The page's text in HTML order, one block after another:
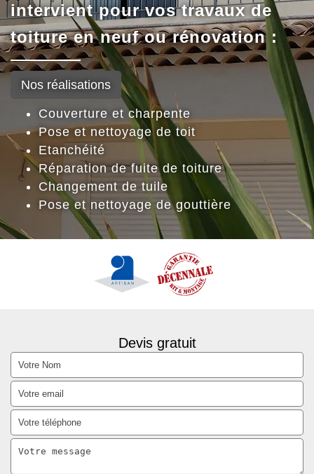
intervient pour vos travaux de
toiture en neuf ou rénovation :
Nos réalisations
Couverture et charpente
Pose et nettoyage de toit
Etanchéité
Réparation de fuite de toiture
Changement de tuile
Pose et nettoyage de gouttière
Devis gratuit